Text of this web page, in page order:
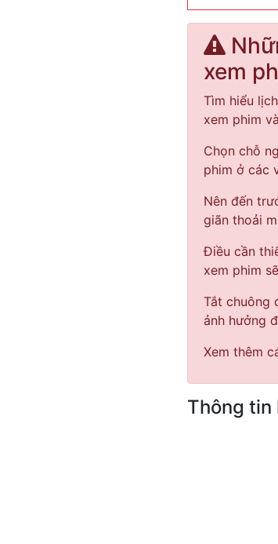
xem
Tìm hiểu
xem phim
Chọn chỗ
phim ở các
Nên đến
giãn thoải
Điều cần
xem phim
Tắt chuông
ảnh hưởng
Xem thêm
Thông tin